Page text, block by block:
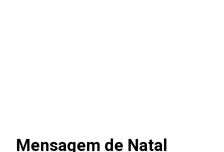
Mensagem de Natal